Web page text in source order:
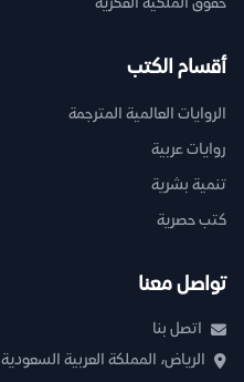
حقوق الملكية الفكرية
أقسام الكتب
الروايات العالمية المترجمة
روايات عربية
تنمية بشرية
كتب حصرية
تواصل معنا
اتصل بنا
الرياض، المملكة العربية السعودية